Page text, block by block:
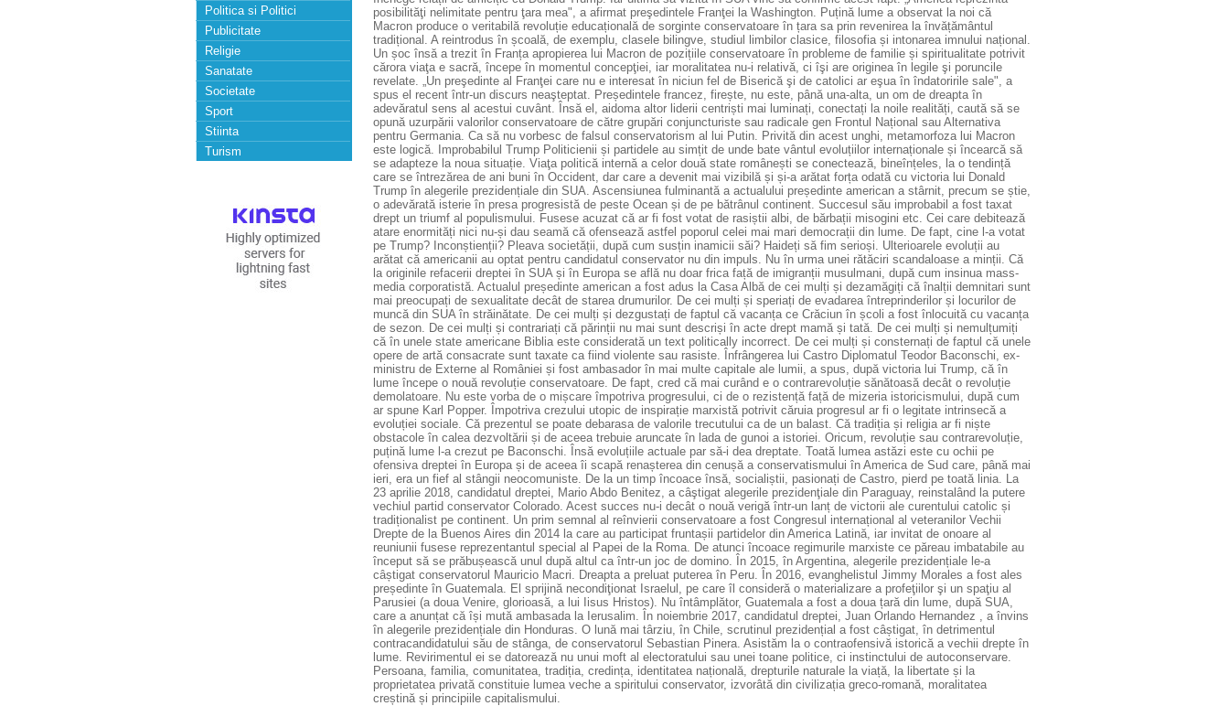
Politica si Politici
Publicitate
Religie
Sanatate
Societate
Sport
Stiinta
Turism
posibilităţi nelimitate pentru ţara mea", a afirmat preşedintele Franţei la Washington. Puțină lume a observat la noi că
Macron produce o veritabilă revoluție educațională de sorginte conservatoare în țara sa prin revenirea la învățământul
tradițional. A reintrodus în școală, de exemplu, clasele bilingve, studiul limbilor clasice, filosofia și intonarea imnului național.
Un șoc însă a trezit în Franța apropierea lui Macron de pozițiile conservatoare în probleme de familie și spiritualitate potrivit
cărora viaţa e sacră, începe în momentul concepţiei, iar moralitatea nu-i relativă, ci îşi are originea în legile şi poruncile
revelate. „Un preşedinte al Franţei care nu e interesat în niciun fel de Biserică şi de catolici ar eşua în îndatoririle sale", a
spus el recent într-un discurs neaşteptat. Președintele francez, firește, nu este, până una-alta, un om de dreapta în
adevăratul sens al acestui cuvânt. Însă el, aidoma altor liderii centriști mai luminați, conectați la noile realități, caută să se
opună uzurpării valorilor conservatoare de către grupări conjuncturiste sau radicale gen Frontul Național sau Alternativa
pentru Germania. Ca să nu vorbesc de falsul conservatorism al lui Putin. Privită din acest unghi, metamorfoza lui Macron
este logică. Improbabilul Trump Politicienii și partidele au simțit de unde bate vântul evoluțiilor internaționale și încearcă să
se adapteze la noua situație. Viaţa politică internă a celor două state românești se conectează, bineînțeles, la o tendință
care se întrezărea de ani buni în Occident, dar care a devenit mai vizibilă și și-a arătat forța odată cu victoria lui Donald
Trump în alegerile prezidențiale din SUA. Ascensiunea fulminantă a actualului președinte american a stârnit, precum se știe,
o adevărată isterie în presa progresistă de peste Ocean și de pe bătrânul continent. Succesul său improbabil a fost taxat
drept un triumf al populismului. Fusese acuzat că ar fi fost votat de rasiștii albi, de bărbații misogini etc. Cei care debitează
atare enormități nici nu-și dau seamă că ofensează astfel poporul celei mai mari democrații din lume. De fapt, cine l-a votat
pe Trump? Inconștienții? Pleava societății, după cum susțin inamicii săi? Haideți să fim serioși. Ulterioarele evoluții au
arătat că americanii au optat pentru candidatul conservator nu din impuls. Nu în urma unei rătăciri scandaloase a minții. Că
la originile refacerii dreptei în SUA și în Europa se află nu doar frica față de imigranții musulmani, după cum insinua mass-
media corporatistă. Actualul președinte american a fost adus la Casa Albă de cei mulți și dezamăgiți că înalții demnitari sunt
mai preocupați de sexualitate decât de starea drumurilor. De cei mulți și speriați de evadarea întreprinderilor și locurilor de
muncă din SUA în străinătate. De cei mulți și dezgustați de faptul că vacanța ce Crăciun în școli a fost înlocuită cu vacanța
de sezon. De cei mulți și contrariați că părinții nu mai sunt descriși în acte drept mamă și tată. De cei mulți și nemulțumiți
că în unele state americane Biblia este considerată un text politically incorrect. De cei mulți și consternați de faptul că unele
opere de artă consacrate sunt taxate ca fiind violente sau rasiste. Înfrângerea lui Castro Diplomatul Teodor Baconschi, ex-
ministru de Externe al României și fost ambasador în mai multe capitale ale lumii, a spus, după victoria lui Trump, că în
lume începe o nouă revoluție conservatoare. De fapt, cred că mai curând e o contrarevoluție sănătoasă decât o revoluție
demolatoare. Nu este vorba de o mișcare împotriva progresului, ci de o rezistență față de mizeria istoricismului, după cum
ar spune Karl Popper. Împotriva crezului utopic de inspirație marxistă potrivit căruia progresul ar fi o legitate intrinsecă a
evoluției sociale. Că prezentul se poate debarasa de valorile trecutului ca de un balast. Că tradiția și religia ar fi niște
obstacole în calea dezvoltării și de aceea trebuie aruncate în lada de gunoi a istoriei. Oricum, revoluție sau contrarevoluție,
puțină lume l-a crezut pe Baconschi. Însă evoluțiile actuale par să-i dea dreptate. Toată lumea astăzi este cu ochii pe
ofensiva dreptei în Europa și de aceea îi scapă renașterea din cenușă a conservatismului în America de Sud care, până mai
ieri, era un fief al stângii neocomuniste. De la un timp încoace însă, socialiștii, pasionați de Castro, pierd pe toată linia. La
23 aprilie 2018, candidatul dreptei, Mario Abdo Benitez, a câştigat alegerile prezidenţiale din Paraguay, reinstalând la putere
vechiul partid conservator Colorado. Acest succes nu-i decât o nouă verigă într-un lanț de victorii ale curentului catolic și
tradiționalist pe continent. Un prim semnal al reînvierii conservatoare a fost Congresul internațional al veteranilor Vechii
Drepte de la Buenos Aires din 2014 la care au participat fruntașii partidelor din America Latină, iar invitat de onoare al
reuniunii fusese reprezentantul special al Papei de la Roma. De atunci încoace regimurile marxiste ce păreau imbatabile au
început să se prăbușească unul după altul ca într-un joc de domino. În 2015, în Argentina, alegerile prezidențiale le-a
câștigat conservatorul Mauricio Macri. Dreapta a preluat puterea în Peru. În 2016, evanghelistul Jimmy Morales a fost ales
președinte în Guatemala. El sprijină necondiţionat Israelul, pe care îl consideră o materializare a profeţiilor şi un spaţiu al
Parusiei (a doua Venire, glorioasă, a lui Iisus Hristos). Nu întâmplător, Guatemala a fost a doua țară din lume, după SUA,
care a anunțat că își mută ambasada la Ierusalim. În noiembrie 2017, candidatul dreptei, Juan Orlando Hernandez , a învins
în alegerile prezidențiale din Honduras. O lună mai târziu, în Chile, scrutinul prezidențial a fost câștigat, în detrimentul
contracandidatului său de stânga, de conservatorul Sebastian Pinera. Asistăm la o contraofensivă istorică a vechii drepte în
lume. Revirimentul ei se datorează nu unui moft al electoratului sau unei toane politice, ci instinctului de autoconservare.
Persoana, familia, comunitatea, tradiția, credința, identitatea națională, drepturile naturale la viață, la libertate și la
proprietatea privată constituie lumea veche a spiritului conservator, izvorâtă din civilizația greco-romană, moralitatea
creștină și principiile capitalismului.